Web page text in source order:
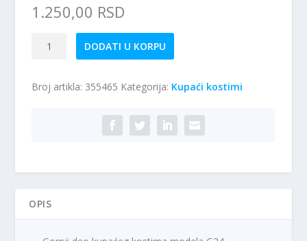
1.250,00 RSD
gornji
DODATI U KORPU
Broj artikla: 355465 Kategorija: Kupaći kostimi
OPIS